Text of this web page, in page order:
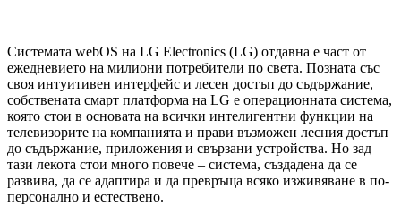
Системата webOS на LG Еlectronics (LG) отдавна е част от
ежедневието на милиони потребители по света. Позната със
своя интуитивен интерфейс и лесен достъп до съдържание,
собствената смарт платформа на LG е операционната система,
която стои в основата на всички интелигентни функции на
телевизорите на компанията и прави възможен лесния достъп
до съдържание, приложения и свързани устройства. Но зад
тази лекота стои много повече – система, създадена да се
развива, да се адаптира и да превръща всяко изживяване в по-
персонално и естествено.